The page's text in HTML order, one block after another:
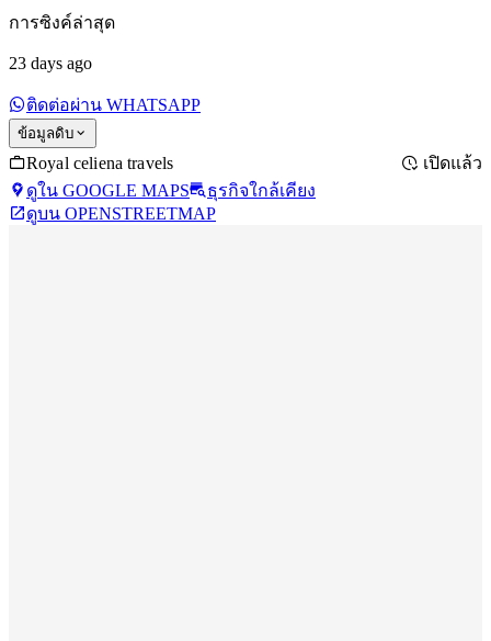
การซิงค์ล่าสุด
23 days ago
ติดต่อผ่าน WHATSAPP
ข้อมูลดิบ
Royal celiena travels
เปิดแล้ว
ดูใน GOOGLE MAPS
ธุรกิจใกล้เคียง
ดูบน OPENSTREETMAP